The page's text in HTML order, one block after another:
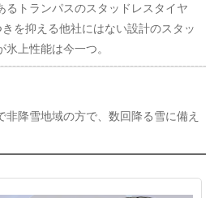
るトランパスのスタッドレスタイヤ
を抑える他社にはない設計のスタッ
氷上性能は今一つ。
降雪地域の方で、数回降る雪に備え